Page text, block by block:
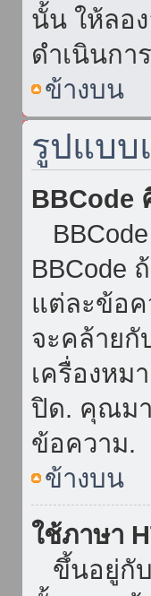
นั้น ให้ลอ
ดำเนินกา
ข้างบน
รูปแบบ
BBCode
BBCode
แต่ละข้อ
จะคล้ายกั
เครื่องหม
ปิด. คุณมา
ข้อความ.
ข้างบน
ใช้ภาษา
ขึ้นอยู่กับ